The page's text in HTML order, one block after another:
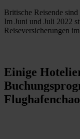
Britische Reisende
Im Juni und Juli 2022
Reiseversicherungen
Einige